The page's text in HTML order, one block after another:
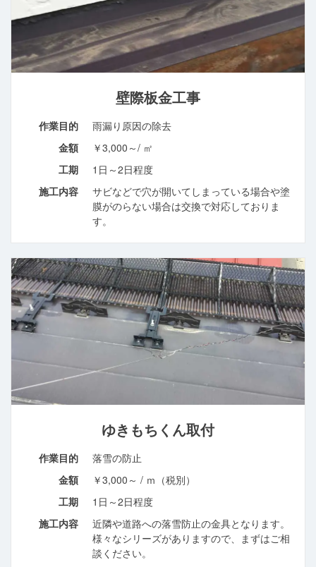
壁際板金工事
作業目的
雨漏り原因の除去
金額
￥3,000～/ ㎡
工期
1日～2日程度
施工内容
サビなどで穴が開いてしまっている場合や塗
膜がのらない場合は交換で対応しておりま
す。
ゆきもちくん取付
作業目的
落雪の防止
金額
￥3,000～ / ｍ（税別）
工期
1日～2日程度
施工内容
近隣や道路への落雪防止の金具となります。
様々なシリーズがありますので、まずはご相
談ください。